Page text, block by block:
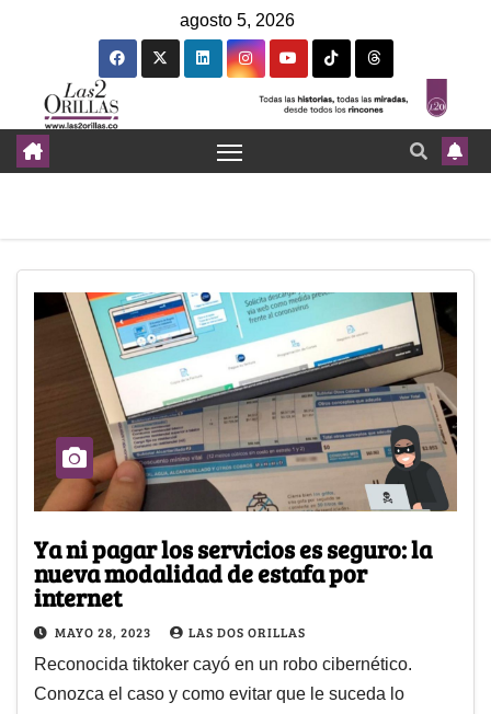
agosto 5, 2026
Ya ni pagar los servicios es seguro: la
nueva modalidad de estafa por
internet
MAYO 28, 2023 LAS DOS ORILLAS
Reconocida tiktoker cayó en un robo cibernético.
Conozca el caso y como evitar que le suceda lo